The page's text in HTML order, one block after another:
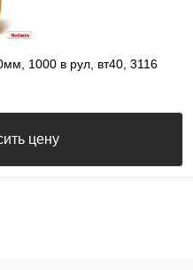
1000 в рул, вт40, 3116
цену